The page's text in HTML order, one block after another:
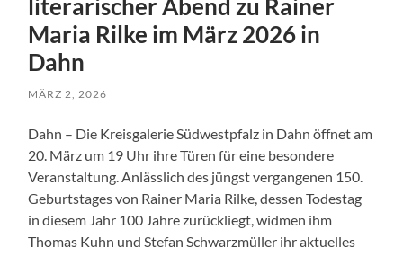
literarischer Abend zu Rainer
Maria Rilke im März 2026 in
Dahn
MÄRZ 2, 2026
Dahn – Die Kreisgalerie Südwestpfalz in Dahn öffnet am
20. März um 19 Uhr ihre Türen für eine besondere
Veranstaltung. Anlässlich des jüngst vergangenen 150.
Geburtstages von Rainer Maria Rilke, dessen Todestag
in diesem Jahr 100 Jahre zurückliegt, widmen ihm
Thomas Kuhn und Stefan Schwarzmüller ihr aktuelles